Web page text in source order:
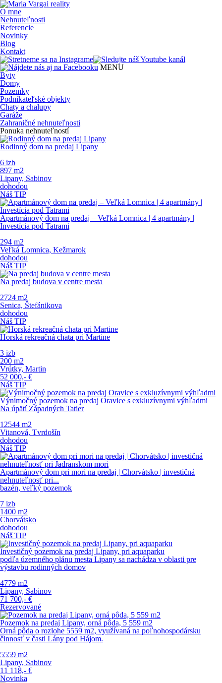
O mne
Nehnuteľnosti
Referencie
Novinky
Blog
Kontakt
MENU
Byty
Domy
Pozemky
Podnikateľské objekty
Chaty a chalupy
Garáže
Zahraničné nehnuteľnosti
Ponuka nehnuteľností
Rodinný dom na predaj Lipany
6 izb
897 m2
Lipany, Sabinov
dohodou
Náš TIP
Apartmánový dom na predaj – Veľká Lomnica | 4 apartmány |
Investícia pod Tatrami
294 m2
Veľká Lomnica, Kežmarok
dohodou
Náš TIP
Na predaj budova v centre mesta
2724 m2
Senica, Štefánikova
dohodou
Náš TIP
Horská rekreačná chata pri Martine
3 izb
200 m2
Vrútky, Martin
52 000,- €
Náš TIP
Výnimočný pozemok na predaj Oravice s exkluzívnymi výhľadmi
Na úpätí Západných Tatier
12544 m2
Vitanová, Tvrdošín
dohodou
Náš TIP
Apartmánový dom pri mori na predaj | Chorvátsko | investičná
nehnuteľnosť pri...
bazén, veľký pozemok
7 izb
1400 m2
Chorvátsko
dohodou
Náš TIP
Investičný pozemok na predaj Lipany, pri aquaparku
podľa územného plánu mesta Lipany sa nachádza v oblasti pre
výstavbu rodinných domov
4779 m2
Lipany, Sabinov
71 700,- €
Rezervované
Pozemok na predaj Lipany, orná pôda, 5 559 m2
Orná pôda o rozlohe 5559 m2, využívaná na poľnohospodársku
činnosť v časti Lány pod Hájom.
5559 m2
Lipany, Sabinov
11 118,- €
Novinka